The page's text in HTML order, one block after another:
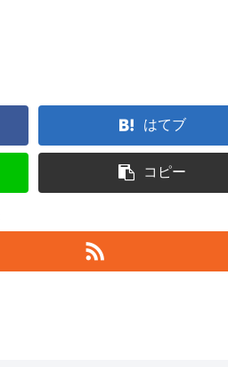
はてブ
コピー